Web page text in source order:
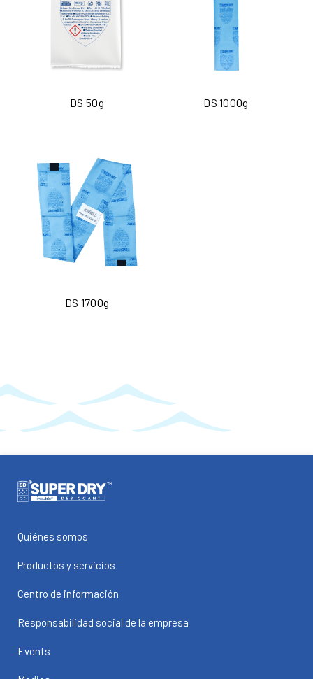
DS 50g DS 1000g
DS 1700g
Quiénes somos
Productos y servicios
Centro de información
Responsabilidad social de la empresa
Events